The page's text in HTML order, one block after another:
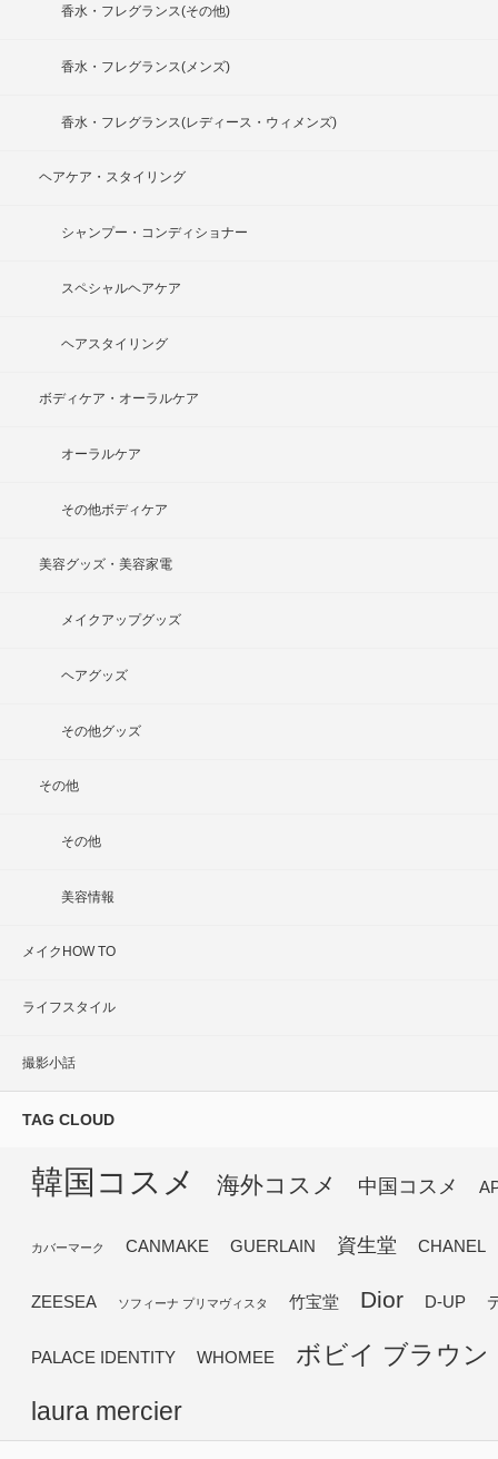
香水・フレグランス(その他)
香水・フレグランス(メンズ)
香水・フレグランス(レディース・ウィメンズ)
ヘアケア・スタイリング
シャンプー・コンディショナー
スペシャルヘアケア
ヘアスタイリング
ボディケア・オーラルケア
オーラルケア
その他ボディケア
美容グッズ・美容家電
メイクアップグッズ
ヘアグッズ
その他グッズ
その他
その他
美容情報
メイクHOW TO
ライフスタイル
撮影小話
TAG CLOUD
韓国コスメ 海外コスメ 中国コスメ
カバーマーク CANMAKE GUERLAIN 資生堂 CHANEL
ZEESEA ソフィーナ プリマヴィスタ 竹宝堂 Dior D-UP
PALACE IDENTITY WHOMEE
ボビイ ブラウン
laura mercier